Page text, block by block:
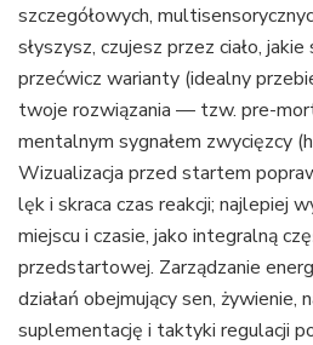
szczegółowych,
słyszysz, czujesz przez ciało,
przećwicz warianty (idealny
twoje rozwiązania — tzw. pre-
mentalnym sygnałem zwycięzcy
Wizualizacja przed startem
lęk i skraca czas reakcji; najlepiej
miejscu i czasie, jako integralną
przedstartowej. Zarządzanie
działań obejmujący sen, żywienie,
suplementację i taktyki regulacji